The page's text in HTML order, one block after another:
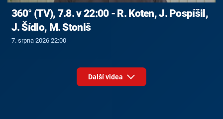
360° (TV), 7.8. v 22:00 - R. Koten, J. Pospíšil,
J. Šídlo, M. Stoniš
7. srpna 2026 22:00
Další videa